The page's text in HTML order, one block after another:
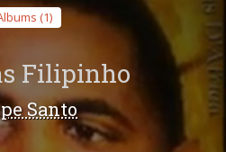
(1)
Filipinho
Santo